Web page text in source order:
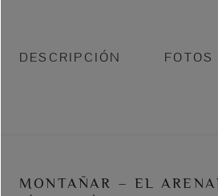
DESCRIPCIÓN FOTOS
MONTAÑAR – EL